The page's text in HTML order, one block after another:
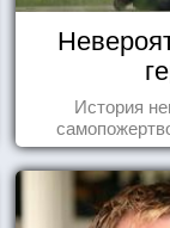
История